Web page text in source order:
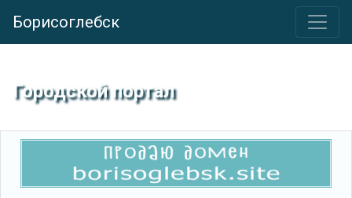
Борисоглебск
Городской портал